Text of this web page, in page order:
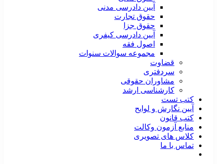
آیین دادرسی مدنی
حقوق تجارت
حقوق جزا
آیین دادرسی کیفری
اصول فقه
مجموعه سوالات سنوات
قضاوت
سردفتری
مشاوران حقوقی
کارشناسی ارشد
کتب تست
آیین نگارش و لوایح
کتب قانون
منابع آزمون وکالت
کلاس های تصویری
تماس با ما